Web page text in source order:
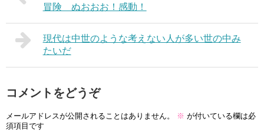
冒険 ぬおおお！感動！
現代は中世のような考えない人が多い世の中み
たいだ
コメントをどうぞ
メールアドレスが公開されることはありません。 ※ が付いている欄は必
須項目です